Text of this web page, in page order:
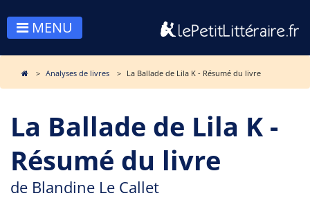
MENU
Analyses de livres La Ballade de Lila K - Résumé du livre
La Ballade de Lila K -
Résumé du livre
de Blandine Le Callet